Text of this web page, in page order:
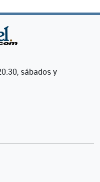
sábados y